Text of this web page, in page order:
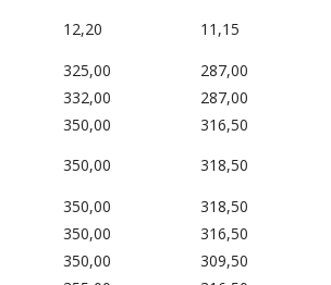
12,20
11,15
325,00
287,00
332,00
287,00
350,00
316,50
350,00
318,50
350,00
318,50
350,00
316,50
350,00
309,50